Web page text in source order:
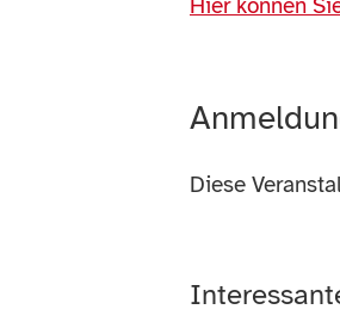
Hier können
Diese